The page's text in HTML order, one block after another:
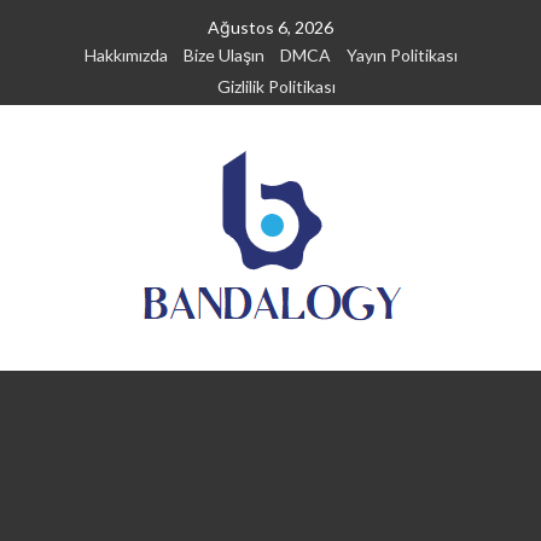
Ağustos 6, 2026
Hakkımızda
Bize Ulaşın DMCA
Yayın Politikası
Gizlilik Politikası